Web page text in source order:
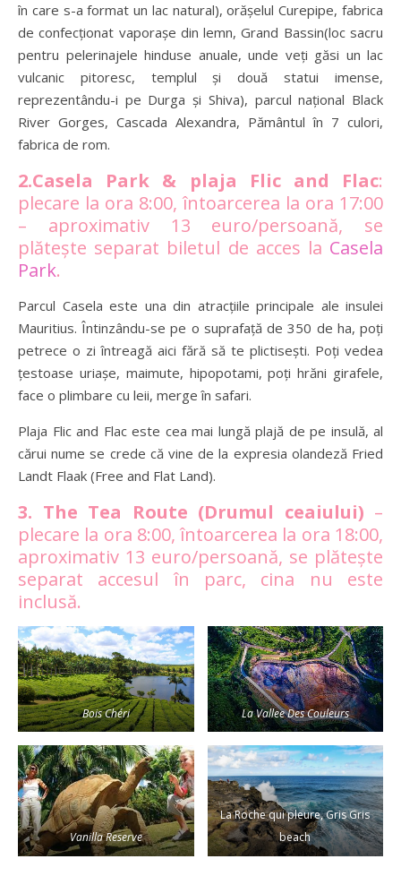
în care s-a format un lac natural), orășelul Curepipe, fabrica
de confecționat vaporașe din lemn, Grand Bassin(loc sacru
pentru pelerinajele hinduse anuale, unde veți găsi un lac
vulcanic pitoresc, templul și două statui imense,
reprezentându-i pe Durga și Shiva), parcul național Black
River Gorges, Cascada Alexandra, Pământul în 7 culori,
fabrica de rom.
2.Casela Park & plaja Flic and Flac:
plecare la ora 8:00, întoarcerea la ora 17:00
– aproximativ 13 euro/persoană, se
plătește separat biletul de acces la Casela
Park.
Parcul Casela este una din atracțiile principale ale insulei
Mauritius. Întinzându-se pe o suprafață de 350 de ha, poți
petrece o zi întreagă aici fără să te plictisești. Poți vedea
țestoase uriașe, maimute, hipopotami, poți hrăni girafele,
face o plimbare cu leii, merge în safari.
Plaja Flic and Flac este cea mai lungă plajă de pe insulă, al
cărui nume se crede că vine de la expresia olandeză Fried
Landt Flaak (Free and Flat Land).
3. The Tea Route (Drumul ceaiului) –
plecare la ora 8:00, întoarcerea la ora 18:00,
aproximativ 13 euro/persoană, se plătește
separat accesul în parc, cina nu este
inclusă.
Bois Chéri La Vallee Des Couleurs
Vanilla Reserve
La Roche qui pleure, Gris Gris
beach